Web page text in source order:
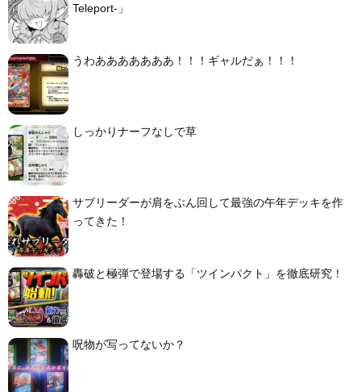
Teleport-」
うわあああああああ！！！ギャルだぁ！！！
しっかりナーフなしで草
サブリーダーが肩をぶん回して最強の午年デッキを作
ってきた！
轟破と極弾で登場する「ツインパクト」を徹底研究！
呪物が写ってないか？